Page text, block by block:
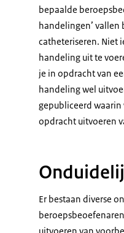
bepaalde
handelingen’
catheteriseren. Niet
handeling uit te
je in opdracht van
handeling wel
gepubliceerd
opdracht uitvoeren
Er bestaan diverse